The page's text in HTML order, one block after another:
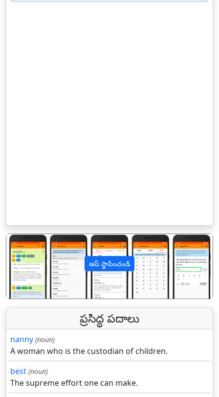
ఆప్ స్థాపించండి
पिछला
ప్రసిద్ధ పదాలు
nanny (noun)
A woman who is the custodian of children.
best (noun)
The supreme effort one can make.